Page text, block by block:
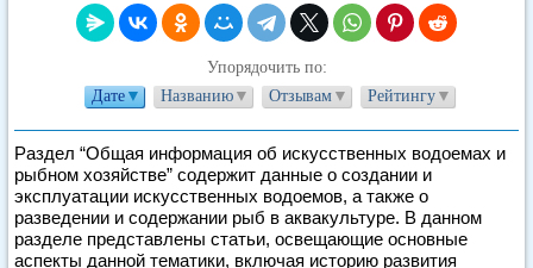
Упорядочить по:
Дате▼ Названию▼ Отзывам▼ Рейтингу▼
Раздел “Общая информация об искусственных водоемах и
рыбном хозяйстве” содержит данные о создании и
эксплуатации искусственных водоемов, а также о
разведении и содержании рыб в аквакультуре. В данном
разделе представлены статьи, освещающие основные
аспекты данной тематики, включая историю развития